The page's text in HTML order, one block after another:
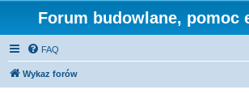
Forum budowlane, pomoc
FAQ
Wykaz forów